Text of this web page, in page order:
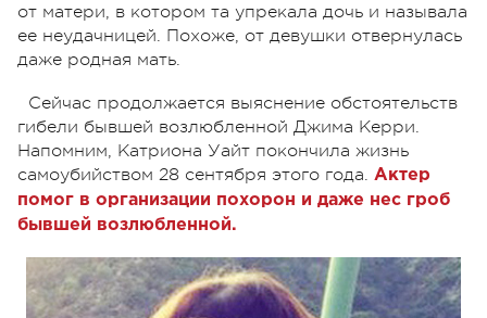
от матери, в котором та упрекала дочь и называла
ее неудачницей. Похоже, от девушки отвернулась
даже родная мать.
Сейчас продолжается выяснение обстоятельств
гибели бывшей возлюбленной Джима Керри.
Напомним, Катриона Уайт покончила жизнь
самоубийством 28 сентября этого года. Актер
помог в организации похорон и даже нес гроб
бывшей возлюбленной.